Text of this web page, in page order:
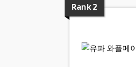
Rank2